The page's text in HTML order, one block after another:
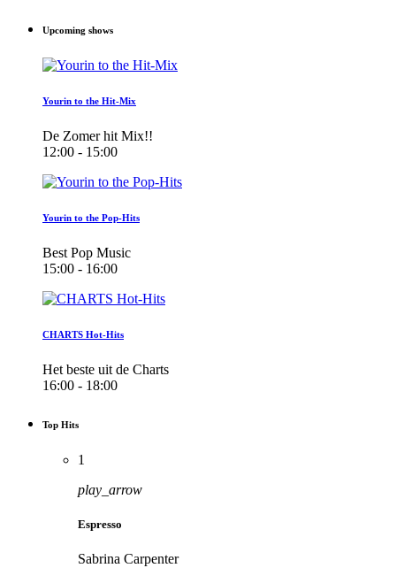
Upcoming shows
Yourin to the Hit-Mix
De Zomer hit Mix!!
12:00 - 15:00
Yourin to the Pop-Hits
Best Pop Music
15:00 - 16:00
CHARTS Hot-Hits
Het beste uit de Charts
16:00 - 18:00
Top Hits
1
play_arrow
Espresso
Sabrina Carpenter